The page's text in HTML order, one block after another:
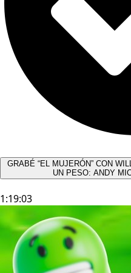
GRABÉ “EL MUJERÓN” CON
UN PESO: ANDY
1:19:03